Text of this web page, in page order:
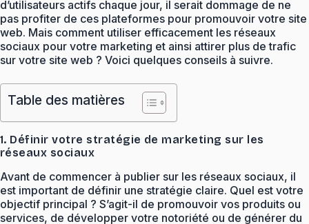
d’utilisateurs actifs chaque jour, il serait dommage de ne
pas profiter de ces plateformes pour promouvoir votre site
web. Mais comment utiliser efficacement les réseaux
sociaux pour votre marketing et ainsi attirer plus de trafic
sur votre site web ? Voici quelques conseils à suivre.
Table des matières
1. Définir votre stratégie de marketing sur les
réseaux sociaux
Avant de commencer à publier sur les réseaux sociaux, il
est important de définir une stratégie claire. Quel est votre
objectif principal ? S’agit-il de promouvoir vos produits ou
services, de développer votre notoriété ou de générer du